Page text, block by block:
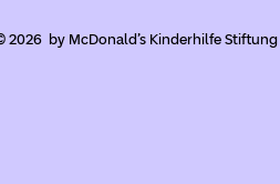
2026 by McDonald's Kinderhilfe Stiftung |